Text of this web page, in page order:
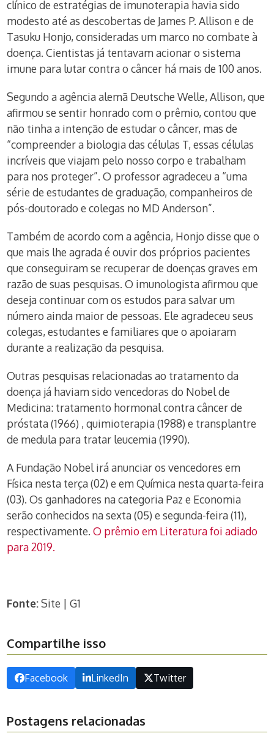
clínico de estratégias de imunoterapia havia sido
modesto até as descobertas de James P. Allison e de
Tasuku Honjo, consideradas um marco no combate à
doença. Cientistas já tentavam acionar o sistema
imune para lutar contra o câncer há mais de 100 anos.
Segundo a agência alemã Deutsche Welle, Allison, que
afirmou se sentir honrado com o prêmio, contou que
não tinha a intenção de estudar o câncer, mas de
“compreender a biologia das células T, essas células
incríveis que viajam pelo nosso corpo e trabalham
para nos proteger”. O professor agradeceu a “uma
série de estudantes de graduação, companheiros de
pós-doutorado e colegas no MD Anderson”.
Também de acordo com a agência, Honjo disse que o
que mais lhe agrada é ouvir dos próprios pacientes
que conseguiram se recuperar de doenças graves em
razão de suas pesquisas. O imunologista afirmou que
deseja continuar com os estudos para salvar um
número ainda maior de pessoas. Ele agradeceu seus
colegas, estudantes e familiares que o apoiaram
durante a realização da pesquisa.
Outras pesquisas relacionadas ao tratamento da
doença já haviam sido vencedoras do Nobel de
Medicina: tratamento hormonal contra câncer de
próstata (1966) , quimioterapia (1988) e transplantre
de medula para tratar leucemia (1990).
A Fundação Nobel irá anunciar os vencedores em
Física nesta terça (02) e em Química nesta quarta-feira
(03). Os ganhadores na categoria Paz e Economia
serão conhecidos na sexta (05) e segunda-feira (11),
respectivamente.O prêmio em Literatura foi adiado
para 2019.
Fonte:Site | G1
Compartilhe isso
Facebook LinkedIn Twitter
Postagens relacionadas